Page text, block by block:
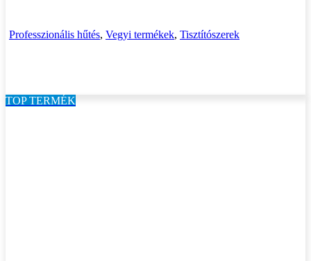
Professzionális hűtés, Vegyi termékek, Tisztítószerek
TOP TERMÉK